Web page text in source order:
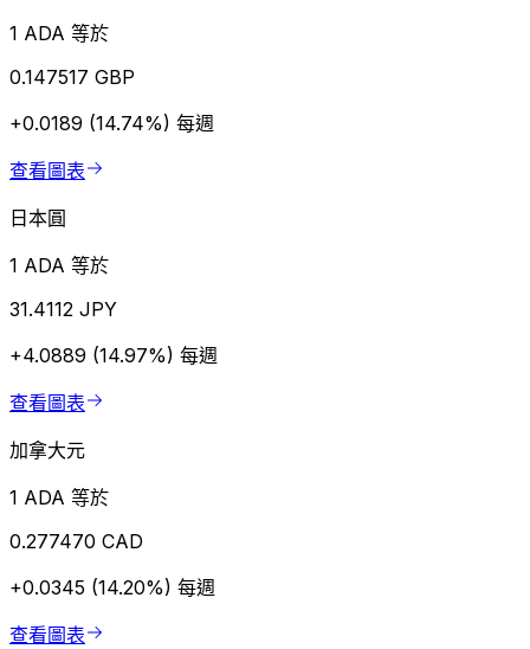
1 ADA 等於
0.147517 GBP
+0.0189 (14.74%) 每週
查看圖表
日本圓
1 ADA 等於
31.4112 JPY
+4.0889 (14.97%) 每週
查看圖表
加拿大元
1 ADA 等於
0.277470 CAD
+0.0345 (14.20%) 每週
查看圖表